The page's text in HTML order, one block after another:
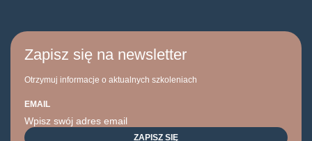
Zapisz się na newsletter
Otrzymuj informacje o aktualnych szkoleniach
EMAIL